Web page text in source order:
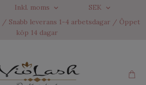
Inkl. moms
SEK
Snabb leverans 1-4 arbetsdagar / Öppet
köp 14 dagar